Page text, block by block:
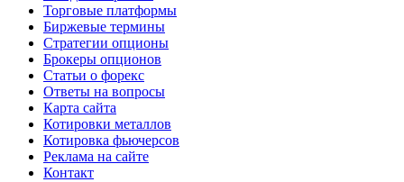
Торговые платформы
Биржевые термины
Стратегии опционы
Брокеры опционов
Статьи о форекс
Ответы на вопросы
Карта сайта
Котировки металлов
Котировка фьючерсов
Реклама на сайте
Контакт